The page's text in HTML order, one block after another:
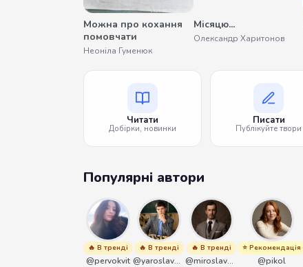
Можна про кохання
помовчати
Неоніла Гуменюк
Місяцю...
Олександр Харитонов
Читати
Добірки, новинки
Писати
Публікуйте твори
Популярні автори
🔥 В тренді
@pervokvit
🔥 В тренді
@yaroslavbrunko
🔥 В тренді
@miroslavmaniyk
⭐ Рекомендація
@pikol